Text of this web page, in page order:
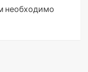
необходимо